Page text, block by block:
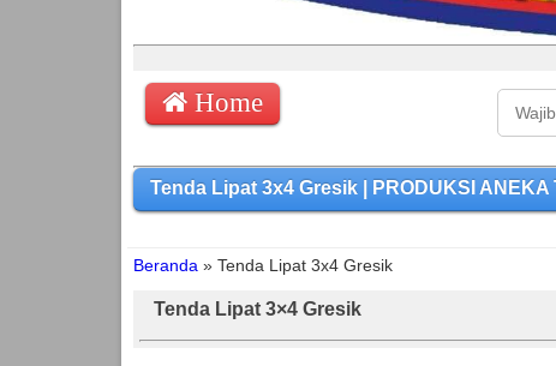
Home
Tenda Lipat 3x4 Gresik | PRODUKSI
Beranda » Tenda Lipat 3x4 Gresik
Tenda Lipat 3×4 Gresik